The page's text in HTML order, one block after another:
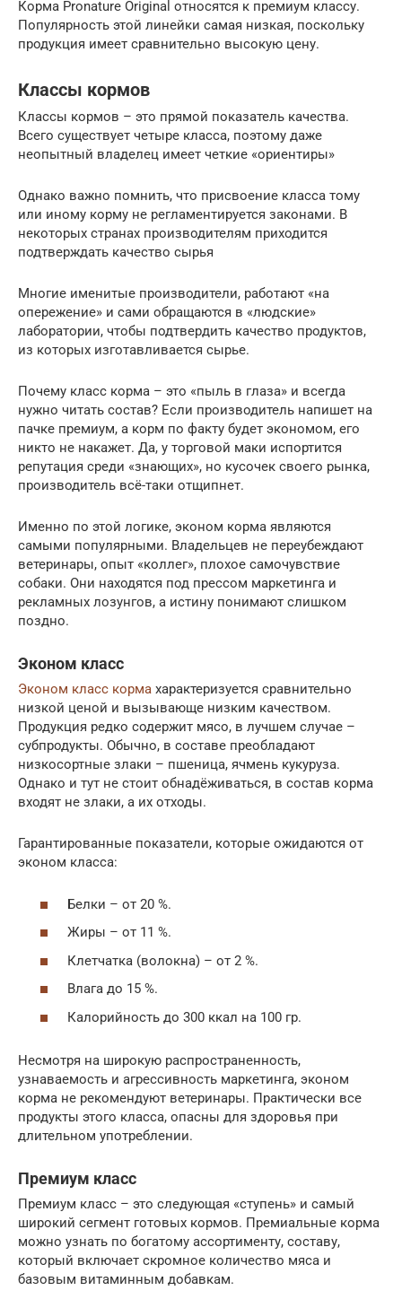
Корма Pronature Original относятся к премиум классу.
Популярность этой линейки самая низкая, поскольку
продукция имеет сравнительно высокую цену.
Классы кормов
Классы кормов – это прямой показатель качества.
Всего существует четыре класса, поэтому даже
неопытный владелец имеет четкие «ориентиры»
Однако важно помнить, что присвоение класса тому
или иному корму не регламентируется законами. В
некоторых странах производителям приходится
подтверждать качество сырья
Многие именитые производители, работают «на
опережение» и сами обращаются в «людские»
лаборатории, чтобы подтвердить качество продуктов,
из которых изготавливается сырье.
Почему класс корма – это «пыль в глаза» и всегда
нужно читать состав? Если производитель напишет на
пачке премиум, а корм по факту будет экономом, его
никто не накажет. Да, у торговой маки испортится
репутация среди «знающих», но кусочек своего рынка,
производитель всё-таки отщипнет.
Именно по этой логике, эконом корма являются
самыми популярными. Владельцев не переубеждают
ветеринары, опыт «коллег», плохое самочувствие
собаки. Они находятся под прессом маркетинга и
рекламных лозунгов, а истину понимают слишком
поздно.
Эконом класс
Эконом класс корма характеризуется сравнительно
низкой ценой и вызывающе низким качеством.
Продукция редко содержит мясо, в лучшем случае –
субпродукты. Обычно, в составе преобладают
низкосортные злаки – пшеница, ячмень кукуруза.
Однако и тут не стоит обнадёживаться, в состав корма
входят не злаки, а их отходы.
Гарантированные показатели, которые ожидаются от
эконом класса:
Белки – от 20 %.
Жиры – от 11 %.
Клетчатка (волокна) – от 2 %.
Влага до 15 %.
Калорийность до 300 ккал на 100 гр.
Несмотря на широкую распространенность,
узнаваемость и агрессивность маркетинга, эконом
корма не рекомендуют ветеринары. Практически все
продукты этого класса, опасны для здоровья при
длительном употреблении.
Премиум класс
Премиум класс – это следующая «ступень» и самый
широкий сегмент готовых кормов. Премиальные корма
можно узнать по богатому ассортименту, составу,
который включает скромное количество мяса и
базовым витаминным добавкам.